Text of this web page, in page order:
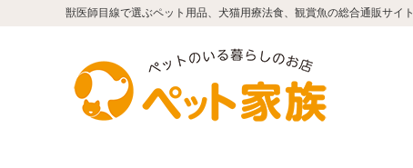
獣医師目線で選ぶペット用品、犬猫用療法食、観賞魚の総合通販サイト